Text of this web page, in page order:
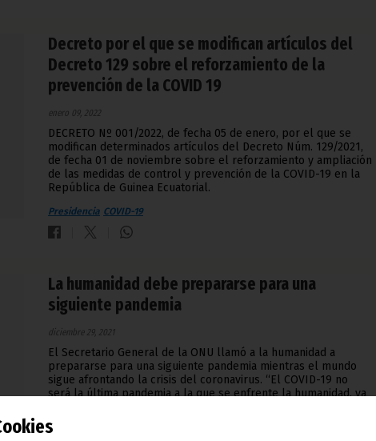
Decreto por el que se modifican artículos del
Decreto 129 sobre el reforzamiento de la
prevención de la COVID 19
enero 09, 2022
DECRETO Nº 001/2022, de fecha 05 de enero, por el que se
modifican determinados artículos del Decreto Núm. 129/2021,
de fecha 01 de noviembre sobre el reforzamiento y ampliación
de las medidas de control y prevención de la COVID-19 en la
República de Guinea Ecuatorial.
Presidencia COVID-19
La humanidad debe prepararse para una
siguiente pandemia
diciembre 29, 2021
El Secretario General de la ONU llamó a la humanidad a
prepararse para una siguiente pandemia mientras el mundo
sigue afrontando la crisis del coronavirus. “El COVID-19 no
será la última pandemia a la que se enfrente la humanidad, ya
que acecha a todos los países del mundo”, dijo António
Guterres en su mensaje por el Día Internacional de la